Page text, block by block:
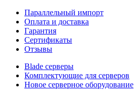
Параллельный импорт
Оплата и доставка
Гарантия
Сертификаты
Отзывы
Blade серверы
Комплектующие для серверов
Новое серверное оборудование